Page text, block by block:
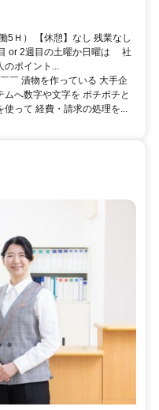
OK （無料P完備）
5Ｈ） 【休憩】なし 残業なし
or 2週目の土曜か日曜は 社
のポイント...
￣ 漬物を作っている 大手企
へ数字や文字を ポチポチと
使って 経費・請求の処理を...